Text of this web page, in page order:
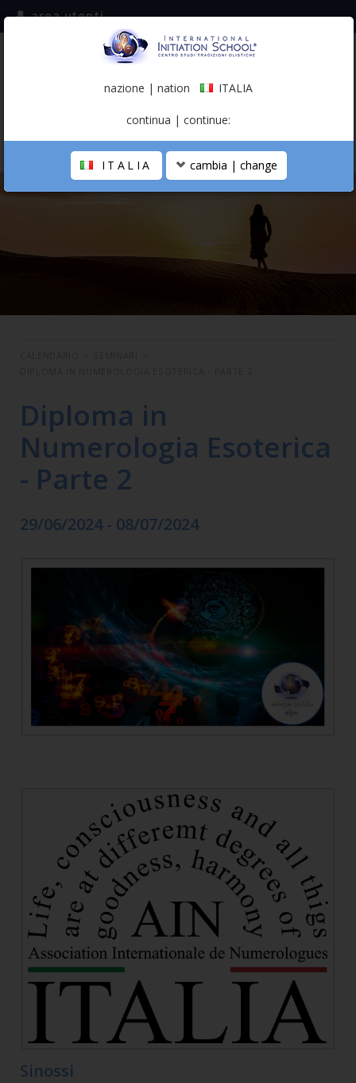
iscriviti alla mailing list
(italiano)
area utenti
LA SCUOLA
Diploma in
Numerologia Esoterica
- Parte 2
29/06/2024 - 08/07/2024
Sinossi
nazione | nation ITALIA
continua | continue:
ITALIA cambia | change